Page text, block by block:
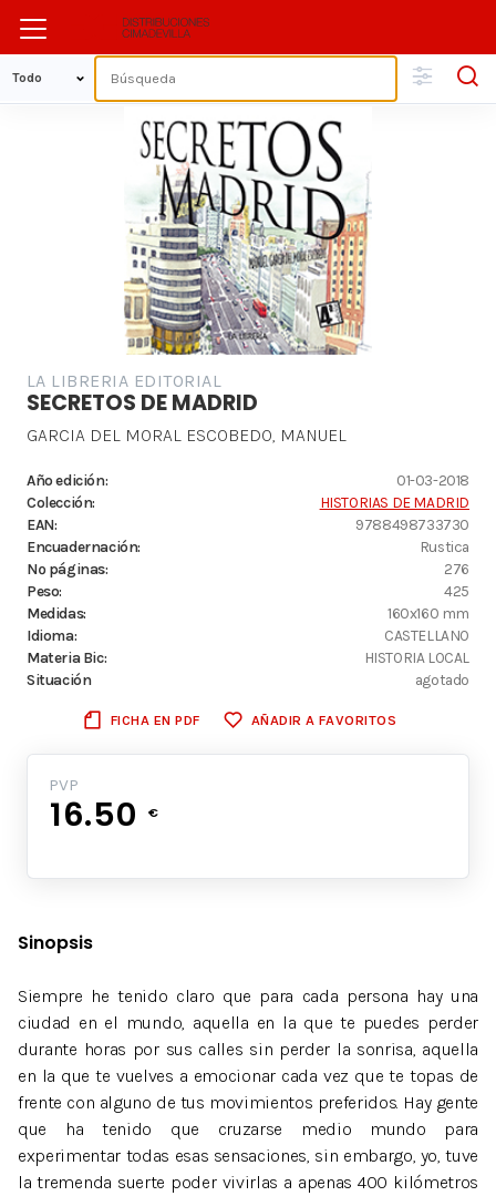
LA LIBRERIA EDITORIAL
SECRETOS DE MADRID
GARCIA DEL MORAL ESCOBEDO, MANUEL
Año edición:
01-03-2018
Colección:
HISTORIAS DE MADRID
EAN:
9788498733730
Encuadernación:
Rustica
Nº páginas:
276
Peso:
425
Medidas:
160x160 mm
Idioma:
CASTELLANO
Materia Bic:
HISTORIA LOCAL
Situación
agotado
FICHA EN PDF AÑADIR A FAVORITOS
PVP
16.50 €
Sinopsis
Siempre he tenido claro que para cada persona hay una
ciudad en el mundo, aquella en la que te puedes perder
durante horas por sus calles sin perder la sonrisa, aquella
en la que te vuelves a emocionar cada vez que te topas de
frente con alguno de tus movimientos preferidos. Hay gente
que ha tenido que cruzarse medio mundo para
experimentar todas esas sensaciones, sin embargo, yo, tuve
la tremenda suerte poder vivirlas a apenas 400 kilómetros